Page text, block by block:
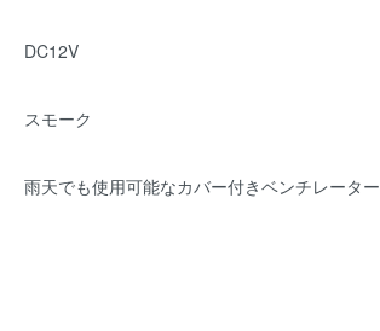
DC12V
スモーク
雨天でも使用可能なカバー付きベンチレーター